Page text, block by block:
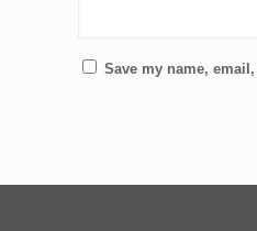
Save my name,